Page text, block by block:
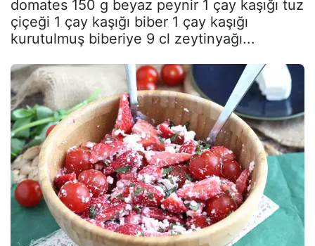
domates 150 g beyaz peynir 1 çay kaşığı tuz
çiçeği 1 çay kaşığı biber 1 çay kaşığı
kurutulmuş biberiye 9 cl zeytinyağı...